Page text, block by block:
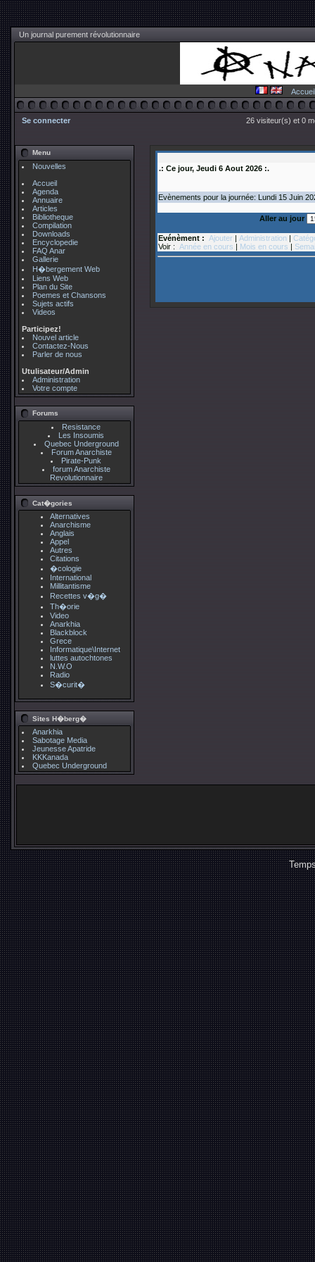
Un journal purement révolutionnaire
Accueil
Se connecter 26 visiteur(s) et 0
Menu
Nouvelles
Accueil
Agenda
Annuaire
Articles
Bibliotheque
Compilation
Downloads
Encyclopedie
FAQ Anar
Gallerie
H�bergement Web
Liens Web
Plan du Site
Poemes et Chansons
Sujets actifs
Videos
Participez!
Nouvel article
Contactez-Nous
Parler de nous
Utulisateur/Admin
Administration
Votre compte
Forums
Resistance
Les Insoumis
Quebec Underground
Forum Anarchiste
Pirate-Punk
forum Anarchiste
Revolutionnaire
Cat�gories
Alternatives
Anarchisme
Anglais
Appel
Autres
Citations
�cologie
International
Millitantisme
Recettes v�g�
Th�orie
Video
Anarkhia
Blackblock
Grece
Informatique\Internet
luttes autochtones
N.W.O
Radio
S�curit�
Sites H�berg�
Anarkhia
Sabotage Media
Jeunesse Apatride
KKKanada
Quebec Underground
.: Ce jour, Jeudi 6 Aout 2026 :.
Evènements pour la journée: Lundi 15 Juin
Aller au jour
Evénèment : Ajouter | Administration |
Voir : Année en cours | Mois en cours |